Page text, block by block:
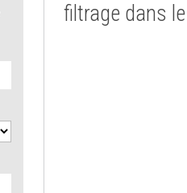
filtrage dans